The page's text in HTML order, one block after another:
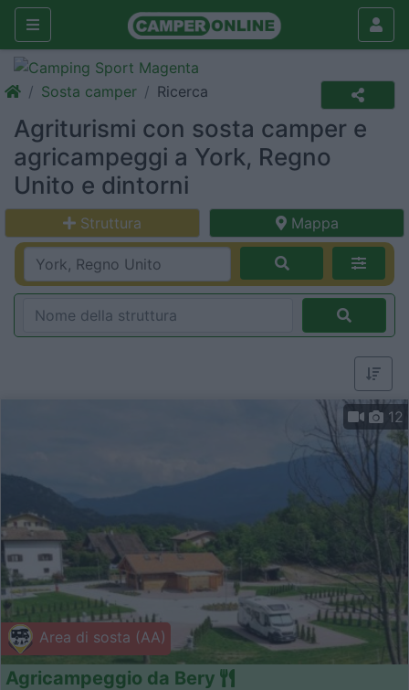
Sosta camper Ricerca
Agriturismi con sosta camper e
agricampeggi a York, Regno
Unito e dintorni
Struttura Mappa
Area di sosta (AA)
12
Agricampeggio da Bery